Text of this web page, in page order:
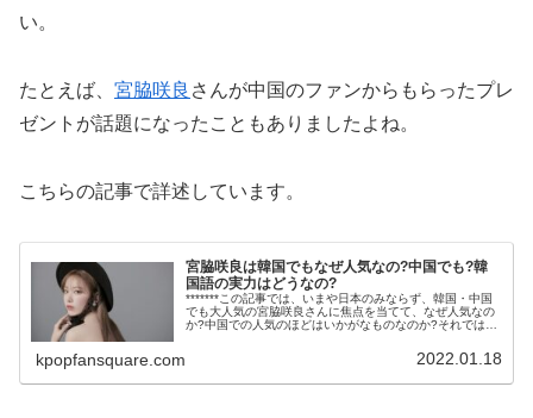
い。
たとえば、 宮脇咲良 さんが中国のファンからもらったプレ
ゼントが話題になったこともありましたよね。
こちらの記事で詳述しています。
宮脇咲良は韓国でもなぜ人気なの?中国でも?韓
国語の実力はどうなの?
*******この記事では、いまや日本のみならず、韓国・中国
でも大人気の宮脇咲良さんに焦点を当てて、なぜ人気なの
か?中国での人気のほどはいかがなものなのか?それでは韓
kpopfansquare.com 2022.01.18